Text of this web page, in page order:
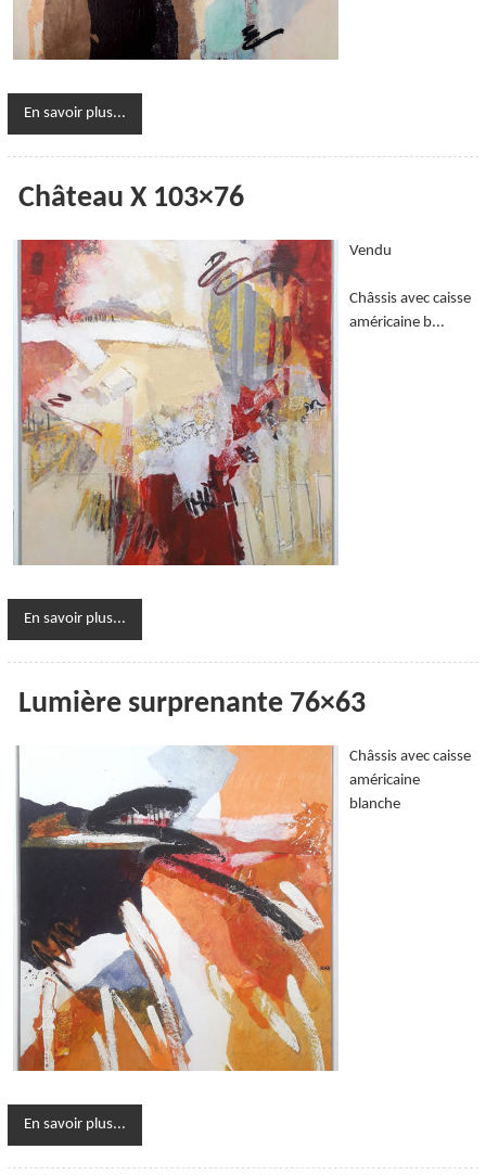
En savoir plus...
Château X 103×76
Vendu
Châssis avec caisse
américaine b...
En savoir plus...
Lumière surprenante 76×63
Châssis avec caisse
américaine
blanche
En savoir plus...